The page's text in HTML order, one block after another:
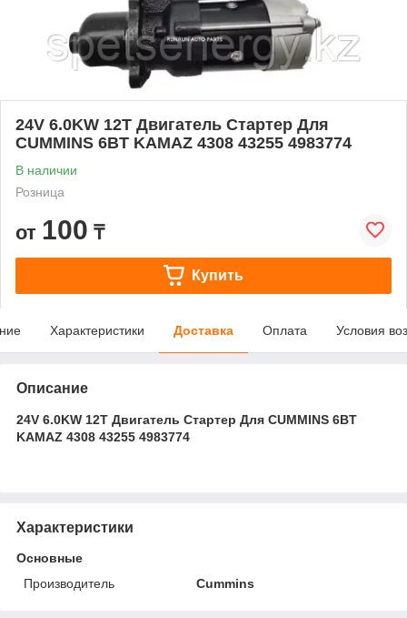
24V 6.0KW 12T Двигатель Стартер Для
CUMMINS 6BT KAMAZ 4308 43255 4983774
В наличии
Розница
от 100 ₸
Купить
Характеристики Доставка Оплата Условия
Описание
24V 6.0KW 12T Двигатель Стартер Для CUMMINS 6BT
KAMAZ 4308 43255 4983774
Характеристики
Основные
Производитель
Cummins